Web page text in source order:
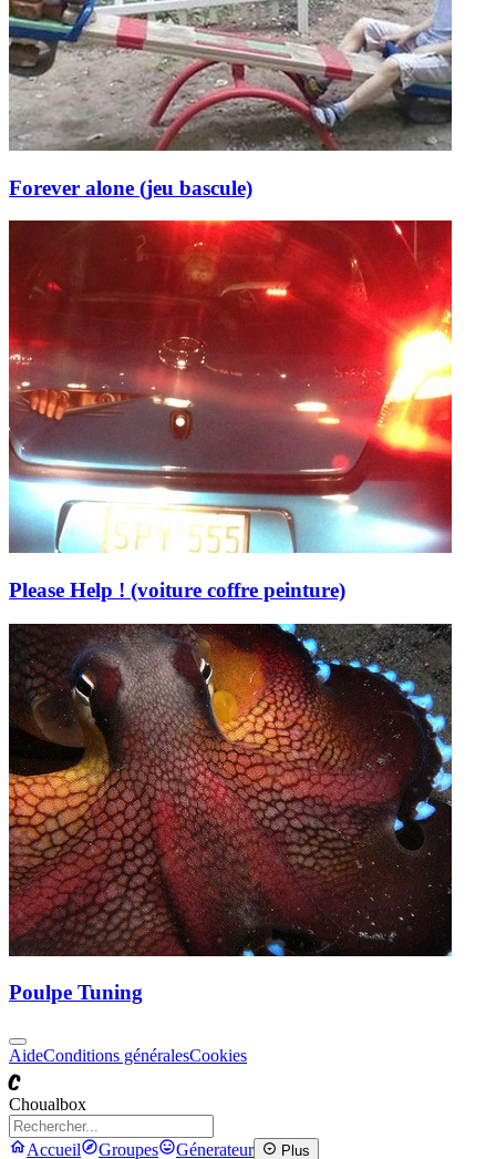
Forever alone (jeu bascule)
Please Help ! (voiture coffre peinture)
Poulpe Tuning
AideConditions généralesCookies
C
Choualbox
Accueil Groupes Génerateur Plus